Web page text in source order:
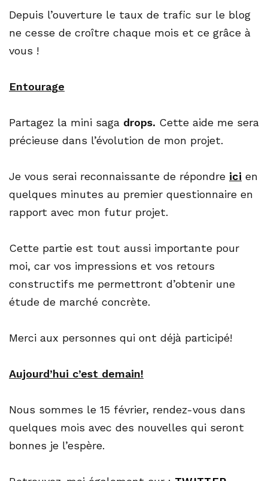
Depuis l’ouverture le taux de trafic sur le blog
ne cesse de croître chaque mois et ce grâce à
vous !
Entourage
Partagez la mini saga drops. Cette aide me sera
précieuse dans l’évolution de mon projet.
Je vous serai reconnaissante de répondre ici en
quelques minutes au premier questionnaire en
rapport avec mon futur projet.
Cette partie est tout aussi importante pour
moi, car vos impressions et vos retours
constructifs me permettront d’obtenir une
étude de marché concrète.
Merci aux personnes qui ont déjà participé!
Aujourd’hui c’est demain!
Nous sommes le 15 février, rendez-vous dans
quelques mois avec des nouvelles qui seront
bonnes je l’espère.